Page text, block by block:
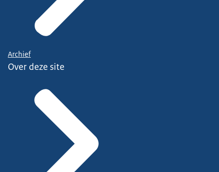
Archief
Over deze site